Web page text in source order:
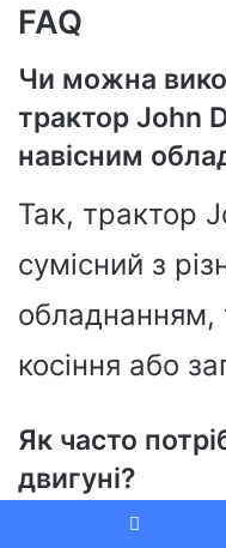
FAQ
Чи можна
трактор John
навісним
Так, трактор
сумісний з
обладнанням,
косіння або
Як часто
двигуні?